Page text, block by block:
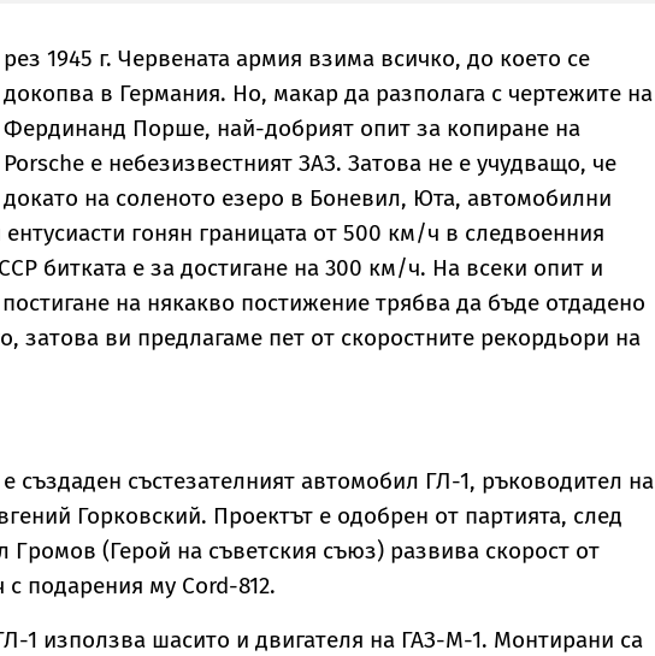
рез 1945 г. Червената армия взима всичко, до което се
докопва в Германия. Но, макар да разполага с чертежите на
Фердинанд Порше, най-добрият опит за копиране на
Porsche е небезизвестният ЗАЗ. Затова не е учудващо, че
докато на соленото езеро в Боневил, Юта, автомобилни
гонян границата от 500 км/ч в следвоенния
битката е за достигане на 300 км/ч. На всеки опит и
на някакво постижение трябва да бъде отдадено
затова ви предлагаме пет от скоростните рекордьори на
е създаден състезателният автомобил ГЛ-1, ръководител на
Горковский. Проектът е одобрен от партията, след
Громов (Герой на съветския съюз) развива скорост от
с подарения му Cord-812.
1 използва шасито и двигателя на ГАЗ-М-1. Монтирани са